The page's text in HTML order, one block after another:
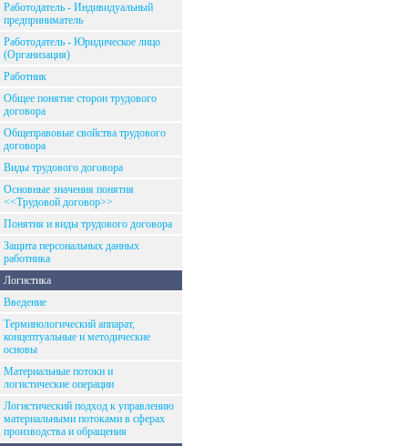
Работодатель - Индивидуальный
предприниматель
Работодатель - Юридическое лицо
(Организация)
Работник
Общее понятие сторон трудового
договора
Общеправовые свойства трудового
договора
Виды трудового договора
Основные значения понятия
<<Трудовой договор>>
Понятия и виды трудового договора
Защита персональных данных
работника
Логистика
Введение
Терминологический аппарат,
концептуальные и методические
основы
Материальные потоки и
логистические операции
Логистический подход к управлению
материальными потоками в сферах
производства и обращения